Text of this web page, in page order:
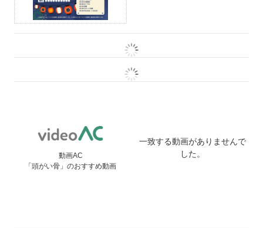
動画AC
「頭がい骨」のおすすめ動画
一致する動画がありませんで
した。